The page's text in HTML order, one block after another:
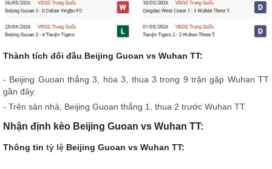
Thành tích đối đầu Beijing Guoan vs Wuhan TT:
- Beijing Guoan thắng 3, hòa 3, thua 3 trong 9 trận gặp Wuhan TT
gần đây.
- Trên sân nhà, Beijing Guoan thắng 1, thua 2 trước Wuhan TT.
Nhận định kèo Beijing Guoan vs Wuhan TT:
Thông tin tỷ lệ Beijing Guoan vs Wuhan TT: